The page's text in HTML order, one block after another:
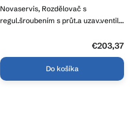
Novaservis, Rozdělovač s
regul.šroubením s průt.a uzav.ventily
€203,37
Do košíka